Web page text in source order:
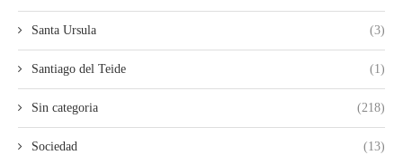
Santa Ursula (3)
Santiago del Teide (1)
Sin categoria (218)
Sociedad (13)